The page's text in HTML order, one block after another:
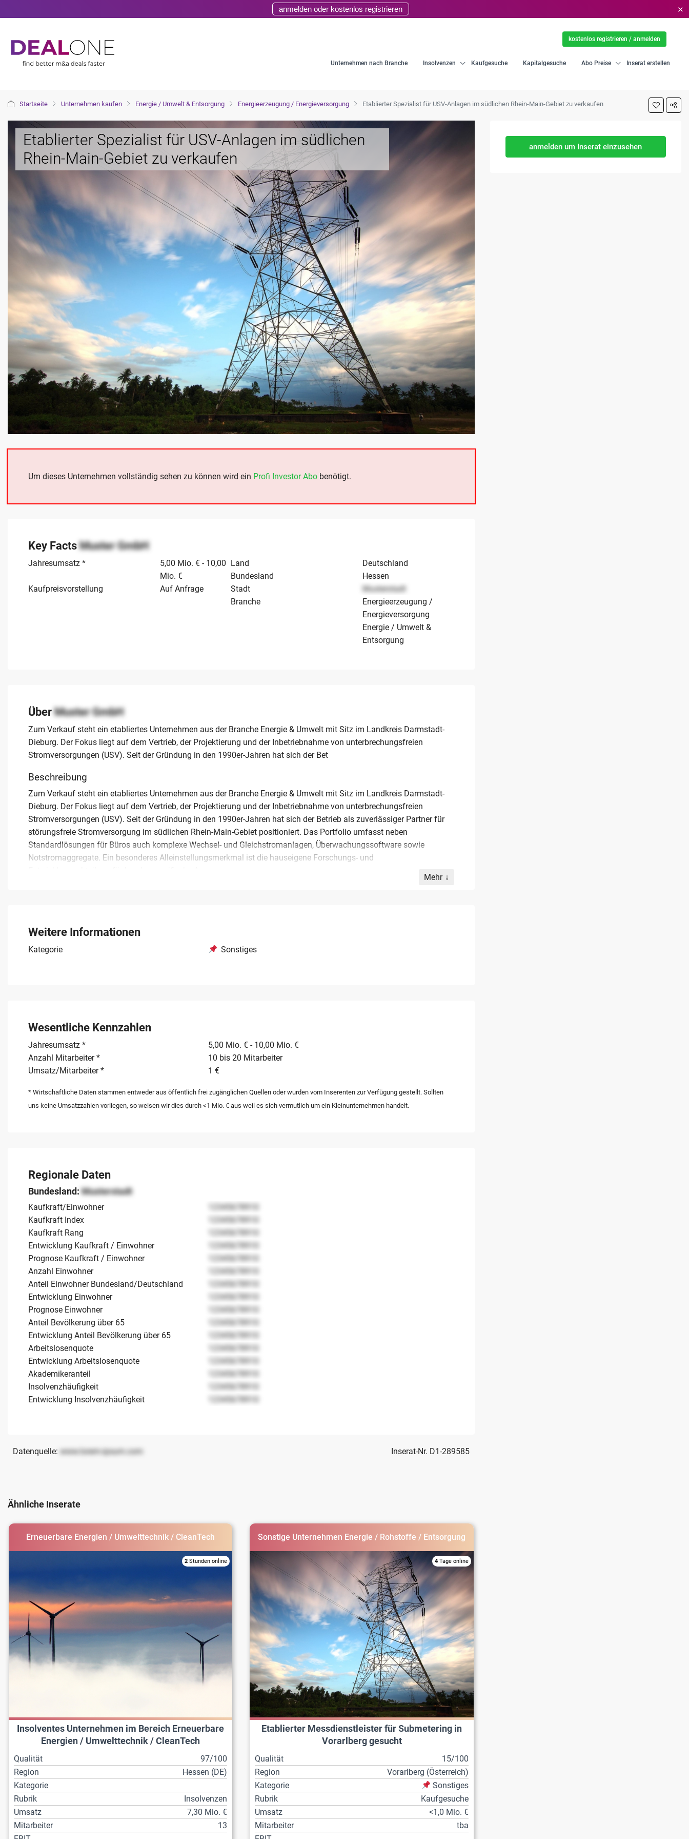
anmelden oder kostenlos registrieren ✕
Unternehmen nach Branche Insolvenzen Kaufgesuche Kapitalgesuche Abo Preise Inserat erstellen
kostenlos registrieren / anmelden
Startseite Unternehmen kaufen Energie / Umwelt & Entsorgung Energieerzeugung / Energieversorgung Etablierter Spezialist für USV-Anlagen im südlichen Rhein-Main-Gebiet zu verkaufen
Etablierter Spezialist für USV-Anlagen im südlichen
Rhein-Main-Gebiet zu verkaufen
Um dieses Unternehmen vollständig sehen zu können wird ein Profi Investor Abo benötigt.
Key FactsMuster GmbH
Jahresumsatz *
5,00 Mio. € - 10,00
Mio. €
Kaufpreisvorstellung
Auf Anfrage
Land
Deutschland
Bundesland
Hessen
Stadt
Musterstadt
Branche
Energieerzeugung /
Energieversorgung
Energie / Umwelt &
Entsorgung
ÜberMuster GmbH
Zum Verkauf steht ein etabliertes Unternehmen aus der Branche Energie & Umwelt mit Sitz im Landkreis Darmstadt-
Dieburg. Der Fokus liegt auf dem Vertrieb, der Projektierung und der Inbetriebnahme von unterbrechungsfreien
Stromversorgungen (USV). Seit der Gründung in den 1990er-Jahren hat sich der Bet
Beschreibung
Zum Verkauf steht ein etabliertes Unternehmen aus der Branche Energie & Umwelt mit Sitz im Landkreis Darmstadt-
Dieburg. Der Fokus liegt auf dem Vertrieb, der Projektierung und der Inbetriebnahme von unterbrechungsfreien
Stromversorgungen (USV). Seit der Gründung in den 1990er-Jahren hat sich der Betrieb als zuverlässiger Partner für
störungsfreie Stromversorgung im südlichen Rhein-Main-Gebiet positioniert. Das Portfolio umfasst neben
Standardlösungen für Büros auch komplexe Wechsel- und Gleichstromanlagen, Überwachungssoftware sowie
Notstromaggregate. Ein besonderes Alleinstellungsmerkmal ist die hauseigene Forschungs- und
100 % der Geschäftsanteile veräußert. Die gemieteten Räumlichkeiten bieten ausreichend Kapazität für zukünftiges
Wachstum und können übernommen werden. Dieses Angebot richtet sich an Investoren oder strategische Partner, die
ein profitables Unternehmen kaufen möchten, um von einem stabilen Kundenstamm und technischer Exzellenz zu
Mehr
Weitere Informationen
Kategorie Sonstiges
Wesentliche Kennzahlen
Jahresumsatz *
5,00 Mio. € - 10,00 Mio. €
Anzahl Mitarbeiter *
10 bis 20 Mitarbeiter
Umsatz/Mitarbeiter *
1 €
* Wirtschaftliche Daten stammen entweder aus öffentlich frei zugänglichen Quellen oder wurden vom Inserenten zur Verfügung gestellt. Sollten
uns keine Umsatzzahlen vorliegen, so weisen wir dies durch <1 Mio. € aus weil es sich vermutlich um ein Kleinunternehmen handelt.
Regionale Daten
Bundesland:Musterstadt
Kaufkraft/Einwohner
12345678910
Kaufkraft Index
12345678910
Kaufkraft Rang
12345678910
Entwicklung Kaufkraft / Einwohner
12345678910
Prognose Kaufkraft / Einwohner
12345678910
Anzahl Einwohner
12345678910
Anteil Einwohner Bundesland/Deutschland
12345678910
Entwicklung Einwohner
12345678910
Prognose Einwohner
12345678910
Anteil Bevölkerung über 65
12345678910
Entwicklung Anteil Bevölkerung über 65
12345678910
Arbeitslosenquote
12345678910
Entwicklung Arbeitslosenquote
12345678910
Akademikeranteil
12345678910
Insolvenzhäufigkeit
12345678910
Entwicklung Insolvenzhäufigkeit
12345678910
Datenquelle: www.lorem-ipsum.com Inserat-Nr. D1-289585
Ähnliche Inserate
Erneuerbare Energien / Umwelttechnik / CleanTech
2 Stunden online
Insolventes Unternehmen im Bereich Erneuerbare
Energien / Umwelttechnik / CleanTech
Qualität
97/100
Region
Hessen (DE)
Kategorie
Rubrik
Insolvenzen
Umsatz
7,30 Mio. €
Mitarbeiter
13
Sonstige Unternehmen Energie / Rohstoffe / Entsorgung
4Tage online
Etablierter Messdienstleister für Submetering in
Vorarlberg gesucht
Qualität
15/100
Region
Vorarl­berg (Österreich)
Kategorie
Sonstiges
Rubrik
Kaufgesuche
Umsatz
<1,0 Mio. €
Mitarbeiter
tba
anmelden um Inserat einzusehen